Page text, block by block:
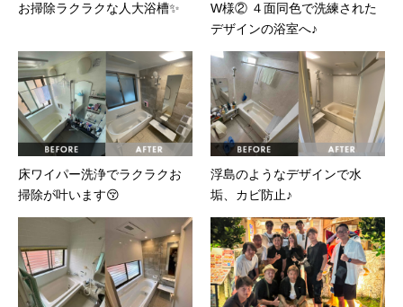
お掃除ラクラクな人大浴槽✨
W様② ４面同色で洗練された
デザインの浴室へ♪
床ワイパー洗浄でラクラクお
掃除が叶います😚
浮島のようなデザインで水
垢、カビ防止♪